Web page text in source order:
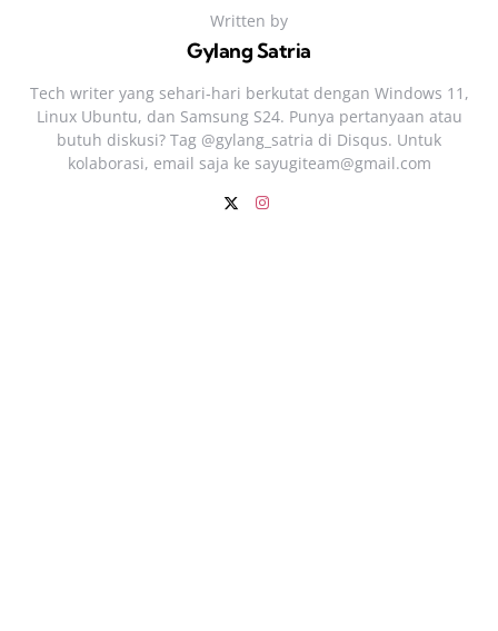
Written by
Gylang Satria
Tech writer yang sehari‑hari berkutat dengan Windows 11,
Linux Ubuntu, dan Samsung S24. Punya pertanyaan atau
butuh diskusi? Tag @gylang_satria di Disqus. Untuk
kolaborasi, email saja ke sayugiteam@gmail.com